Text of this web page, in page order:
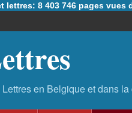
8 403 746 pages vues